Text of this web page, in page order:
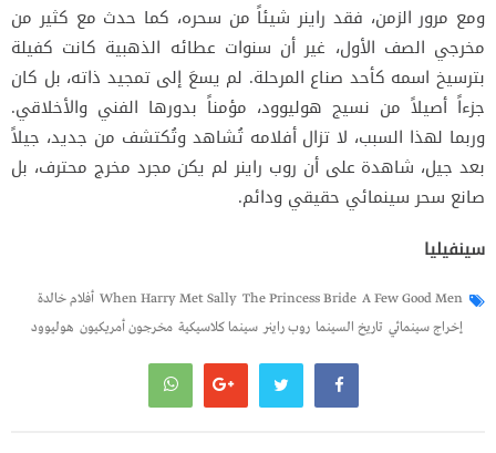
ومع مرور الزمن، فقد راينر شيئاً من سحره، كما حدث مع كثير من
مخرجي الصف الأول، غير أن سنوات عطائه الذهبية كانت كفيلة
بترسيخ اسمه كأحد صناع المرحلة. لم يسعَ إلى تمجيد ذاته، بل كان
جزءاً أصيلاً من نسيج هوليوود، مؤمناً بدورها الفني والأخلاقي.
وربما لهذا السبب، لا تزال أفلامه تُشاهد وتُكتشف من جديد، جيلاً
بعد جيل، شاهدة على أن روب راينر لم يكن مجرد مخرج محترف، بل
صانع سحر سينمائي حقيقي ودائم.
سينفيليا
A Few Good Men
The Princess Bride
When Harry Met Sally أفلام خالدة
إخراج سينمائي تاريخ السينما روب راينر سينما كلاسيكية مخرجون أمريكيون هوليوود